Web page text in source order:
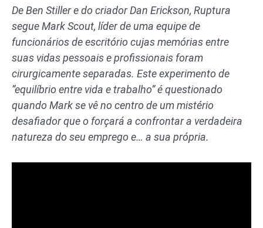
De Ben Stiller e do criador Dan Erickson, Ruptura
segue Mark Scout, líder de uma equipe de
funcionários de escritório cujas memórias entre
suas vidas pessoais e profissionais foram
cirurgicamente separadas. Este experimento de
“equilíbrio entre vida e trabalho” é questionado
quando Mark se vê no centro de um mistério
desafiador que o forçará a confrontar a verdadeira
natureza do seu emprego e… a sua própria.